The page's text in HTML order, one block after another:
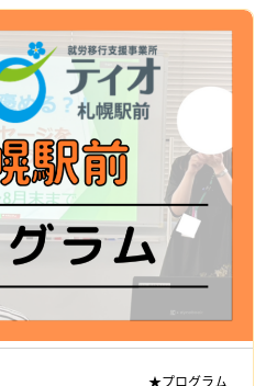
★プログラム